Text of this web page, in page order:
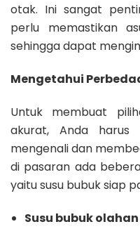
otak. Ini sangat
perlu memastikan
sehingga dapat
Mengetahui
Untuk membuat
akurat, Anda
mengenali dan
di pasaran ada
yaitu susu bubuk siap
Susu bubuk olahan